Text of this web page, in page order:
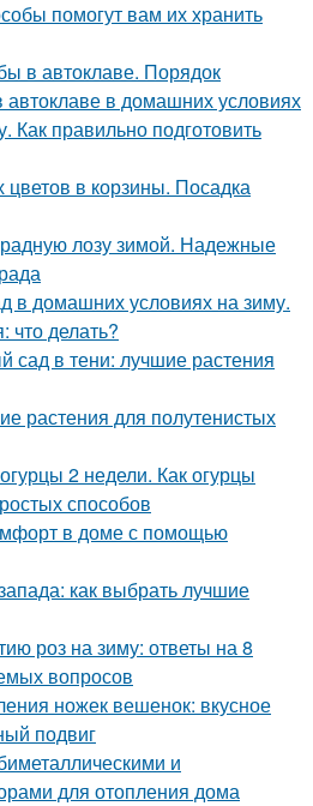
помогут вам их хранить
в автоклаве. Порядок
автоклаве в домашних условиях
Как правильно подготовить
цветов в корзины. Посадка
лозу зимой. Надежные
в домашних условиях на зиму.
что делать?
сад в тени: лучшие растения
растения для полутенистых
2 недели. Как огурцы
способов
в доме с помощью
как выбрать лучшие
роз на зиму: ответы на 8
вопросов
ножек вешенок: вкусное
подвиг
и
для отопления дома